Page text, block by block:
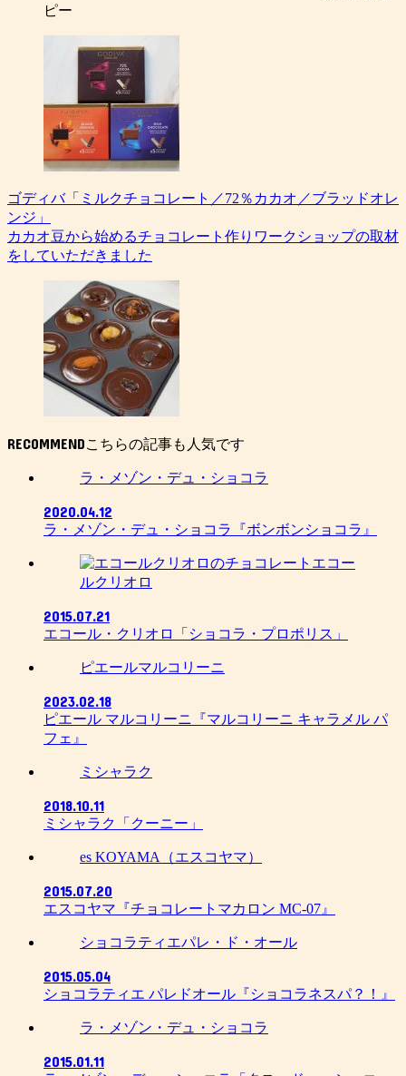
ピー
ゴディバ「ミルクチョコレート／72％カカオ／ブラッドオレ
ンジ」
カカオ豆から始めるチョコレート作りワークショップの取材
をしていただきました
RECOMMEND
ラ・メゾン・デュ・ショコラ
2020.04.12
ラ・メゾン・デュ・ショコラ『ボンボンショコラ』
エコー
ルクリオロ
2015.07.21
エコール・クリオロ「ショコラ・プロポリス」
ピエールマルコリーニ
2023.02.18
ピエール マルコリーニ『マルコリーニ キャラメル パ
フェ』
ミシャラク
2018.10.11
ミシャラク「クーニー」
es KOYAMA（エスコヤマ）
2015.07.20
エスコヤマ『チョコレートマカロン MC-07』
ショコラティエパレ・ド・オール
2015.05.04
ショコラティエ パレドオール『ショコラネスパ？！』
ラ・メゾン・デュ・ショコラ
2015.01.11